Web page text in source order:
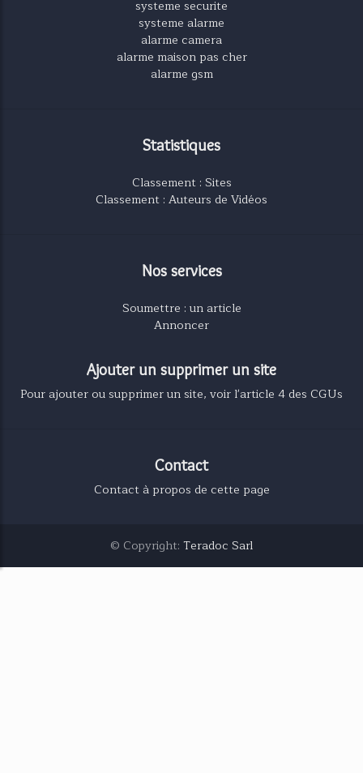
systeme securite
systeme alarme
alarme camera
alarme maison pas cher
alarme gsm
Statistiques
Classement : Sites
Classement : Auteurs de Vidéos
Nos services
Soumettre : un article
Annoncer
Ajouter un supprimer un site
Pour ajouter ou supprimer un site, voir l'article 4 des CGUs
Contact
Contact à propos de cette page
© Copyright: Teradoc Sarl